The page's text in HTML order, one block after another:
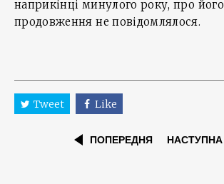
наприкінці минулого року, про його
продовження не повідомлялося.
Tweet Like
ПОПЕРЕДНЯ НАСТУПНА